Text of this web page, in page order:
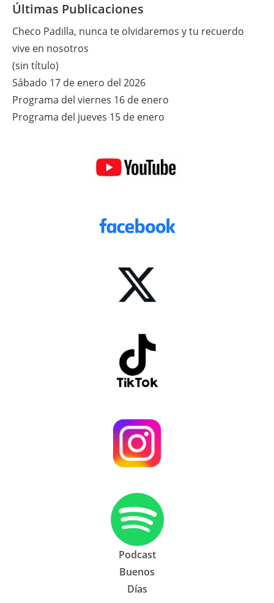
Últimas Publicaciones
Checo Padilla, nunca te olvidaremos y tu recuerdo
vive en nosotros
(sin título)
Sábado 17 de enero del 2026
Programa del viernes 16 de enero
Programa del jueves 15 de enero
Podcast
Buenos
Días